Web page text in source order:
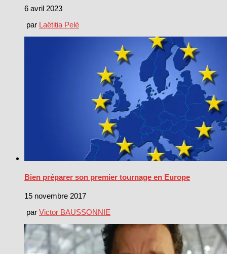
6 avril 2023
par Laëtitia Pelé
Bien préparer son premier tournage en Europe
15 novembre 2017
par Victor BAUSSONNIE